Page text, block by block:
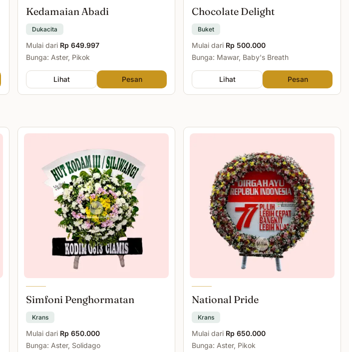
Kedamaian Abadi
Dukacita
Mulai dari Rp 649.997
Bunga: Aster, Pikok
Lihat Pesan
Chocolate Delight
Buket
Mulai dari Rp 500.000
Bunga: Mawar, Baby's Breath
Lihat Pesan
Simfoni Penghormatan
Krans
Mulai dari Rp 650.000
Bunga: Aster, Solidago
National Pride
Krans
Mulai dari Rp 650.000
Bunga: Aster, Pikok